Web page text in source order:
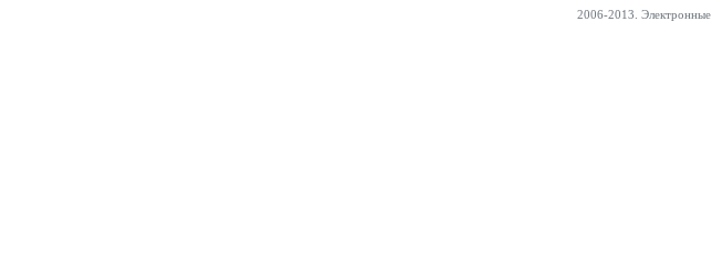
2006-2013. Электронные